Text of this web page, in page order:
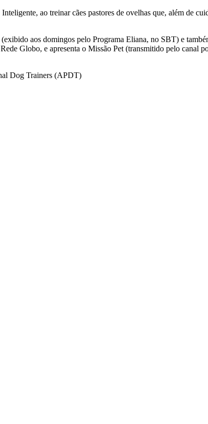
ao treinar cães pastores de ovelhas que, além de
aos domingos pelo Programa Eliana, no SBT) e
Globo, e apresenta o Missão Pet (transmitido pelo canal
Dog Trainers (APDT)